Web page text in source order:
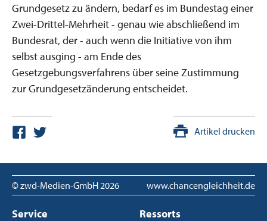
Grundgesetz zu ändern, bedarf es im Bundestag einer
Zwei-Drittel-Mehrheit - genau wie abschließend im
Bundesrat, der - auch wenn die Initiative von ihm
selbst ausging - am Ende des
Gesetzgebungsverfahrens über seine Zustimmung
zur Grundgesetzänderung entscheidet.
Artikel drucken
© zwd-Medien-GmbH 2026 www.chancengleichheit.de
Service Ressorts